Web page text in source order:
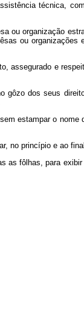
técnica, com
organização
ou
e
dos seus
estampar o nome
princípio e ao
fôlhas, para